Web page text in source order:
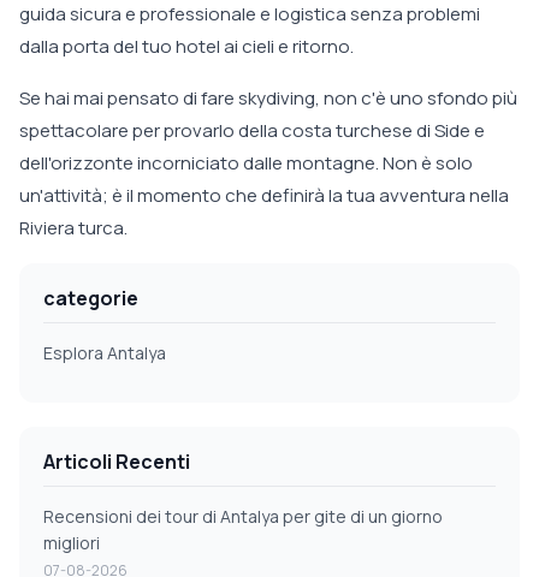
guida sicura e professionale e logistica senza problemi
dalla porta del tuo hotel ai cieli e ritorno.
Se hai mai pensato di fare skydiving, non c'è uno sfondo più
spettacolare per provarlo della costa turchese di Side e
dell'orizzonte incorniciato dalle montagne. Non è solo
un'attività; è il momento che definirà la tua avventura nella
Riviera turca.
categorie
Esplora Antalya
Articoli Recenti
Recensioni dei tour di Antalya per gite di un giorno
migliori
07-08-2026